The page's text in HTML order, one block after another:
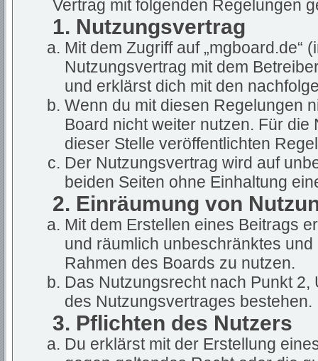
Vertrag mit folgenden Regelungen
1. Nutzungsvertrag
Mit dem Zugriff auf „mgboard.de“
Nutzungsvertrag mit dem
und erklärst dich mit den
Wenn du mit diesen Regelungen
Board nicht weiter nutzen. Für
dieser Stelle veröffentlichten
Der Nutzungsvertrag wird auf
beiden Seiten ohne Einhaltung
2. Einräumung von
Mit dem Erstellen eines Beitrags
und räumlich unbeschränktes
Rahmen des Boards zu nutzen.
Das Nutzungsrecht nach Punkt
des Nutzungsvertrages bestehen.
3. Pflichten des Nutzers
Du erklärst mit der Erstellung